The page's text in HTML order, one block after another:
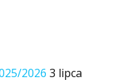
2026 3 lipca